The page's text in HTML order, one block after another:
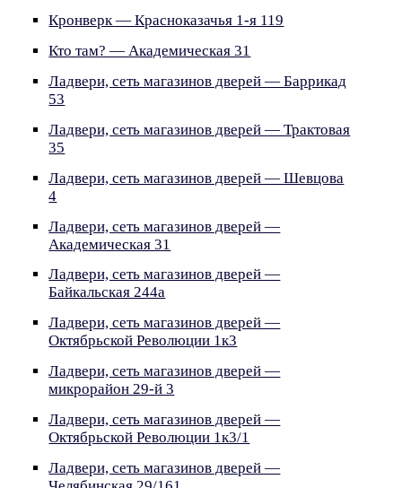
Кронверк — Красноказачья 1-я 119
Кто там? — Академическая 31
Ладвери, сеть магазинов дверей — Баррикад
53
Ладвери, сеть магазинов дверей — Трактовая
35
Ладвери, сеть магазинов дверей — Шевцова
4
Ладвери, сеть магазинов дверей —
Академическая 31
Ладвери, сеть магазинов дверей —
Байкальская 244а
Ладвери, сеть магазинов дверей —
Октябрьской Революции 1к3
Ладвери, сеть магазинов дверей —
микрорайон 29-й 3
Ладвери, сеть магазинов дверей —
Октябрьской Революции 1к3/1
Ладвери, сеть магазинов дверей —